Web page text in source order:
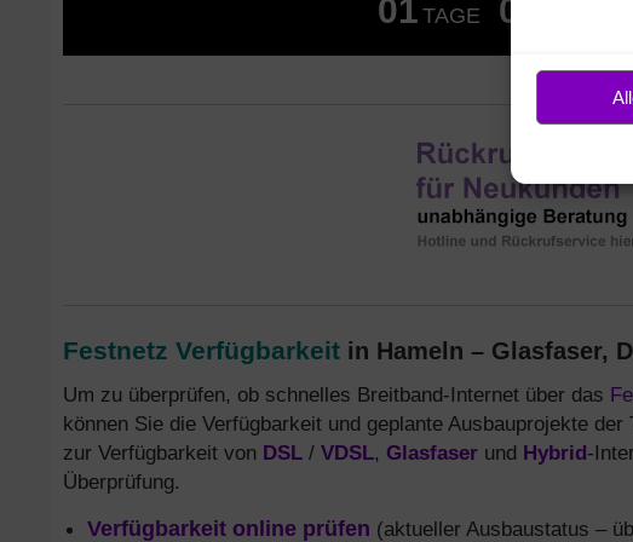
01 TAGE 06
Festnetz Verfügbarkeit in Hameln – Glasfaser,
Um zu überprüfen, ob schnelles Breitband-Internet über das
können Sie die Verfügbarkeit und geplante Ausbauprojekte
zur Verfügbarkeit von DSL / VDSL, Glasfaser und Hybrid-
Überprüfung.
Verfügbarkeit online prüfen (aktueller Ausbaustatus –